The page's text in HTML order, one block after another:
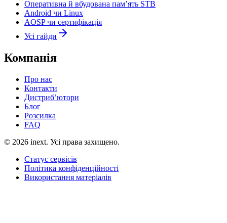
Оперативна й вбудована пам’ять STB
Android чи Linux
AOSP чи сертифікація
Усі гайди
Компанія
Про нас
Контакти
Дистриб’ютори
Блог
Розсилка
FAQ
© 2026 inext. Усі права захищено.
Статус сервісів
Політика конфіденційності
Використання матеріалів